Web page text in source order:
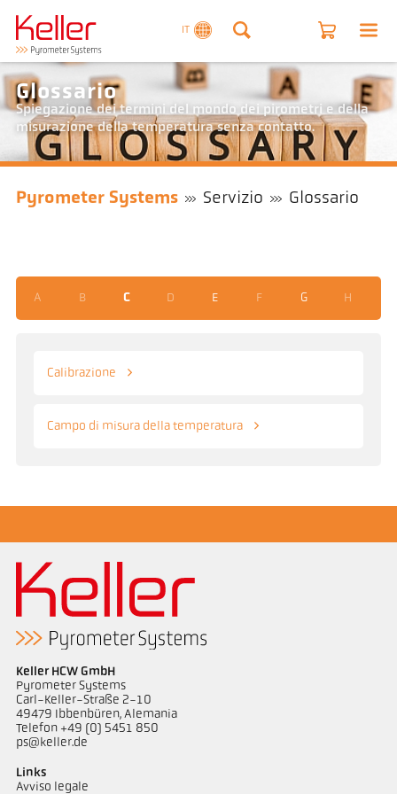
IT
Glossario
Spiegazione dei termini del mondo dei pirometri e della
misurazione della temperatura senza contatto.
Pyrometer Systems Servizio Glossario
A B C D E F G H
Calibrazione
Campo di misura della temperatura
Keller HCW GmbH
Pyrometer Systems
Carl-Keller-Straße 2-10
49479 Ibbenbüren, Alemania
Telefon +49 (0) 5451 850
ps@keller.de
Links
Avviso legale